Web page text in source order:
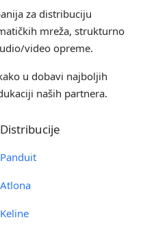
za distribuciju
mreža, strukturno
video opreme.
u dobavi najboljih
naših partnera.
Distribucije
Panduit
Atlona
Keline